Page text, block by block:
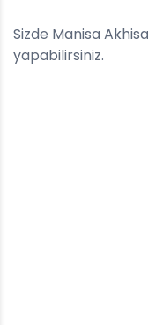
Sizde Manisa
yapabilirsiniz.